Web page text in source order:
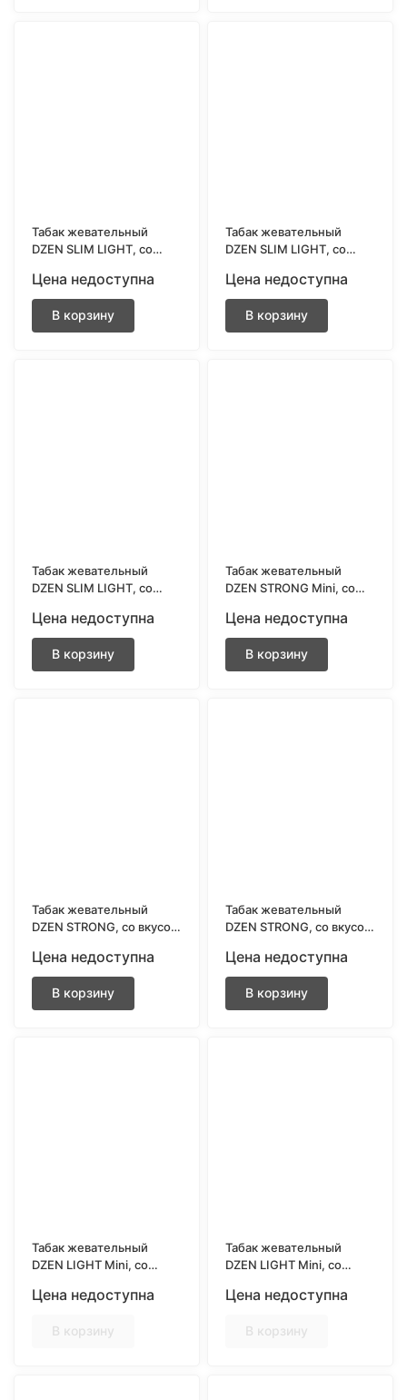
Табак жевательный
DZEN SLIM LIGHT, со
Цена недоступна
В корзину
Табак жевательный
DZEN SLIM LIGHT, со
Цена недоступна
В корзину
Табак жевательный
DZEN SLIM LIGHT, со
Цена недоступна
В корзину
Табак жевательный
DZEN STRONG Mini, со
Цена недоступна
В корзину
Табак жевательный
DZEN STRONG, со вкусом
Цена недоступна
В корзину
Табак жевательный
DZEN STRONG, со вкусом
Цена недоступна
В корзину
Табак жевательный
DZEN LIGHT Mini, со
Цена недоступна
В корзину
Табак жевательный
DZEN LIGHT Mini, со
Цена недоступна
В корзину